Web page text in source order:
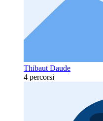
Thibaut Daude
4 percorsi